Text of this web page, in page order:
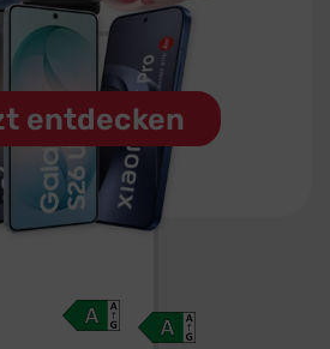
entdecken